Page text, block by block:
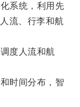
系统，利用先
流、行李和航
度人流和航
时间分布，智